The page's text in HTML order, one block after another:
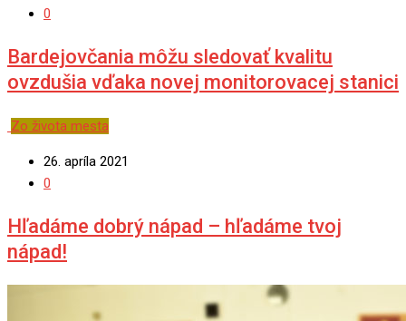
0
Bardejovčania môžu sledovať kvalitu
ovzdušia vďaka novej monitorovacej stanici
Zo života mesta
26. apríla 2021
0
Hľadáme dobrý nápad – hľadáme tvoj
nápad!